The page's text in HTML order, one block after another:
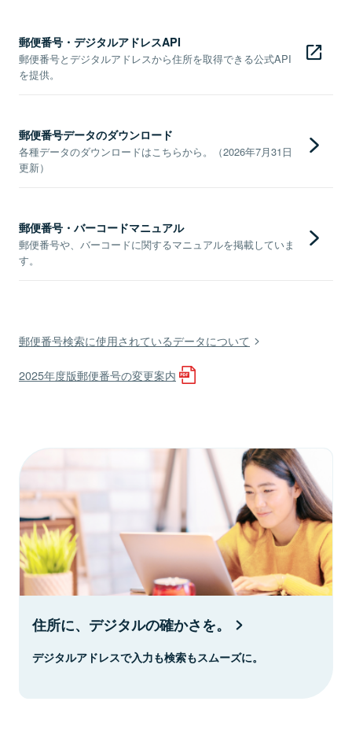
郵便番号・デジタルアドレスAPI
郵便番号とデジタルアドレスから住所を取得できる公式API
を提供。
郵便番号データのダウンロード
各種データのダウンロードはこちらから。（2026年7月31日
更新）
郵便番号・バーコードマニュアル
郵便番号や、バーコードに関するマニュアルを掲載していま
す。
郵便番号検索に使用されているデータについて
2025年度版郵便番号の変更案内
住所に、デジタルの確かさを。
デジタルアドレスで入力も検索もスムーズに。